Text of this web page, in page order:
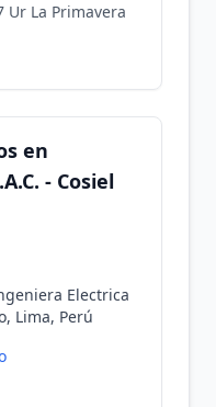
Ur La Primavera
en
- Cosiel
Electrica
Lima, Perú